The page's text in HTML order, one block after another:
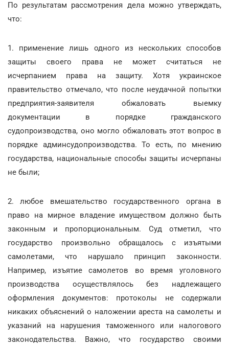
По результатам рассмотрения дела можно утверждать,
что:
1. применение лишь одного из нескольких способов
защиты своего права не может считаться не
исчерпанием права на защиту. Хотя украинское
правительство отмечало, что после неудачной попытки
предприятия-заявителя обжаловать выемку
документации в порядке гражданского
судопроизводства, оно могло обжаловать этот вопрос в
порядке админсудопроизводства. То есть, по мнению
государства, национальные способы защиты исчерпаны
не были;
2. любое вмешательство государственного органа в
право на мирное владение имуществом должно быть
законным и пропорциональным. Суд отметил, что
государство произвольно обращалось с изъятыми
самолетами, что нарушало принцип законности.
Например, изъятие самолетов во время уголовного
производства осуществлялось без надлежащего
оформления документов: протоколы не содержали
никаких объяснений о наложении ареста на самолеты и
указаний на нарушения таможенного или налогового
законодательства. Важно, что государство своими